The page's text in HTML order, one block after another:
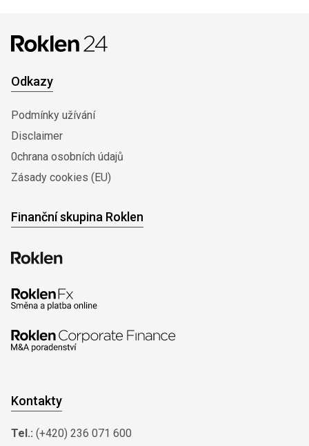
Odkazy
Podmínky užívání
Disclaimer
0chrana osobních údajů
Zásady cookies (EU)
Finanční skupina Roklen
Kontakty
Tel.: (+420) 236 071 600